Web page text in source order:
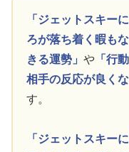
「ジェットスキー
ろが落ち着く暇も
きる運勢」や 「行
相手の反応が良く
す。
「ジェットスキー